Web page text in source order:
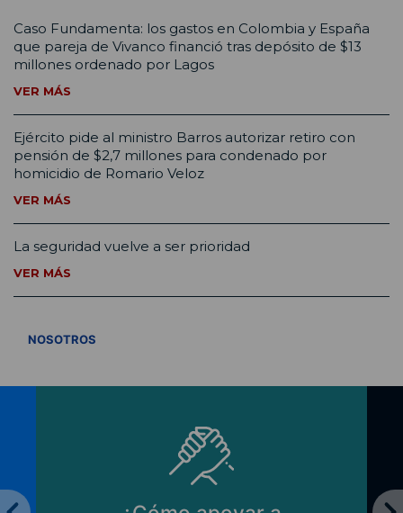
Caso Fundamenta: los gastos en Colombia y España
que pareja de Vivanco financió tras depósito de $13
millones ordenado por Lagos
VER MÁS
Ejército pide al ministro Barros autorizar retiro con
pensión de $2,7 millones para condenado por
homicidio de Romario Veloz
VER MÁS
La seguridad vuelve a ser prioridad
VER MÁS
NOSOTROS